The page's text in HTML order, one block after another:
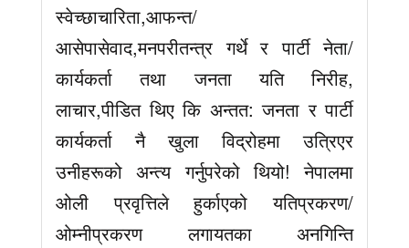
स्वेच्छाचारिता,आफन्त/
आसेपासेवाद,मनपरीतन्त्र गर्थे र पार्टी नेता/
कार्यकर्ता तथा जनता यति निरीह,
लाचार,पीडित थिए कि अन्तत: जनता र पार्टी
कार्यकर्ता नै खुला विद्रोहमा उत्रिएर
उनीहरूको अन्त्य गर्नुपरेको थियो! नेपालमा
ओली प्रवृत्तिले हुर्काएको यतिप्रकरण/
ओम्नीप्रकरण लगायतका अनगिन्ति